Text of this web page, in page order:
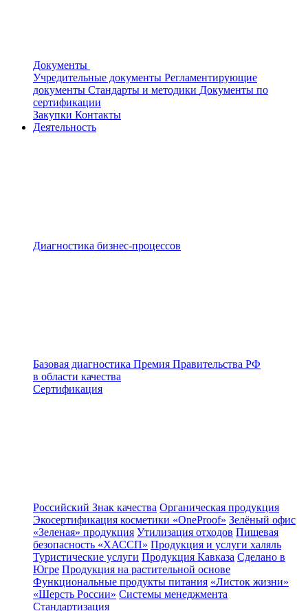
Документы
Учредительные документы Регламентирующие
документы Стандарты и методики Документы по
сертификации
Закупки Контакты
Деятельность
Диагностика бизнес-процессов
Базовая диагностика Премия Правительства РФ
в области качества
Сертификация
Российский Знак качества Органическая продукция
Экосертификация косметики «OneProof» Зелёный офис
«Зеленая» продукция Утилизация отходов Пищевая
безопасность «ХАССП» Продукция и услуги халяль
Туристические услуги Продукция Кавказа Сделано в
Югре Продукция на растительной основе
Функциональные продукты питания «Листок жизни»
«Шерсть России» Системы менеджмента
Стандартизация